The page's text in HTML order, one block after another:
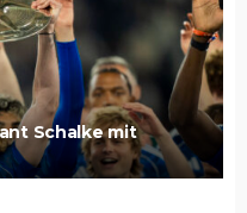
Schalke mit